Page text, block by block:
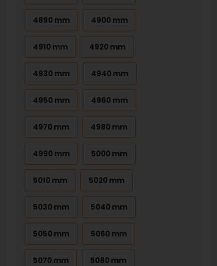
4890 mm 4900 mm
4910 mm 4920 mm
4930 mm 4940 mm
4950 mm 4960 mm
4970 mm 4980 mm
4990 mm 5000 mm
5010 mm 5020 mm
5030 mm 5040 mm
5050 mm 5060 mm
5070 mm 5080 mm